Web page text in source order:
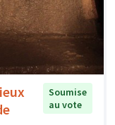
Soumise
au vote